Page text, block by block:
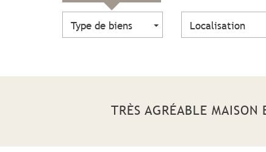
Type de biens Localisation
TRÈS AGRÉABLE